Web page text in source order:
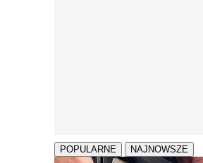
POPULARNE NAJNOWSZE